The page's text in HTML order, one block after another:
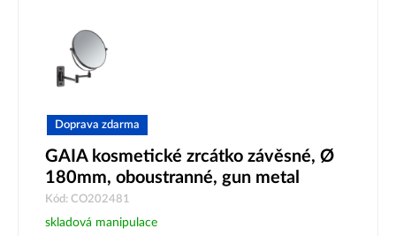
Doprava zdarma
GAIA kosmetické zrcátko závěsné, Ø
180mm, oboustranné, gun metal
Kód: CO202481
skladová manipulace